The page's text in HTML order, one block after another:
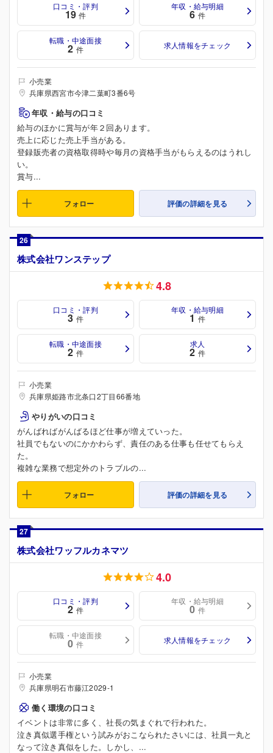
口コミ・評判
19 件
年収・給与明細
6 件
転職・中途面接
2 件 求人情報をチェック
小売業
兵庫県西宮市今津二葉町3番6号
年収・給与の口コミ
給与のほかに賞与が年２回あります。
売上に応じた売上手当がある。
登録販売者の資格取得時や毎月の資格手当がもらえるのはうれし
い。
賞与...
フォロー 評価の詳細を見る
26
株式会社ワンステップ
4.8
口コミ・評判
3 件
年収・給与明細
1 件
転職・中途面接
2 件
求人
2 件
小売業
兵庫県姫路市北条口2丁目66番地
やりがいの口コミ
がんばればがんばるほど仕事が増えていった。
社員でもないのにかかわらず、責任のある仕事も任せてもらえ
た。
複雑な業務で想定外のトラブルの...
フォロー 評価の詳細を見る
27
株式会社ワッフルカネマツ
4.0
口コミ・評判
2 件
年収・給与明細
0 件
転職・中途面接
0 件 求人情報をチェック
小売業
兵庫県明石市藤江2029-1
働く環境の口コミ
イベントは非常に多く、社長の気まぐれで行われた。
泣き真似選手権という試みがおこなられたさいには、社員一丸と
なって泣き真似をした。しかし、...